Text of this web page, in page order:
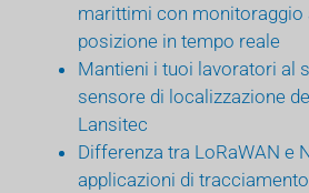
marittimi con monitoraggio
posizione in tempo reale
Mantieni i tuoi lavoratori al
sensore di localizzazione
Lansitec
Differenza tra LoRaWAN e
applicazioni di tracciamento